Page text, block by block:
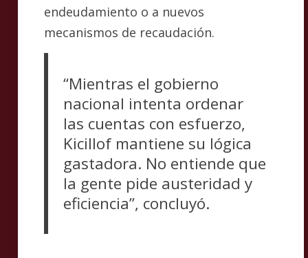
endeudamiento o a nuevos
mecanismos de recaudación.
“Mientras el gobierno
nacional intenta ordenar
las cuentas con esfuerzo,
Kicillof mantiene su lógica
gastadora. No entiende que
la gente pide austeridad y
eficiencia”, concluyó.